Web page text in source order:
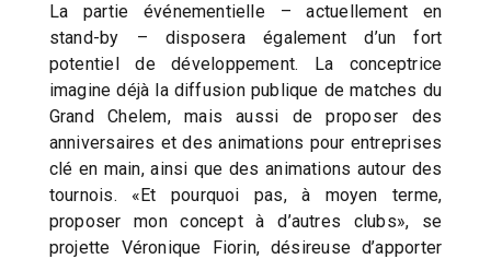
La partie événementielle – actuellement en
stand-by – disposera également d’un fort
potentiel de développement. La conceptrice
imagine déjà la diffusion publique de matches du
Grand Chelem, mais aussi de proposer des
anniversaires et des animations pour entreprises
clé en main, ainsi que des animations autour des
tournois. «Et pourquoi pas, à moyen terme,
proposer mon concept à d’autres clubs», se
projette Véronique Fiorin, désireuse d’apporter